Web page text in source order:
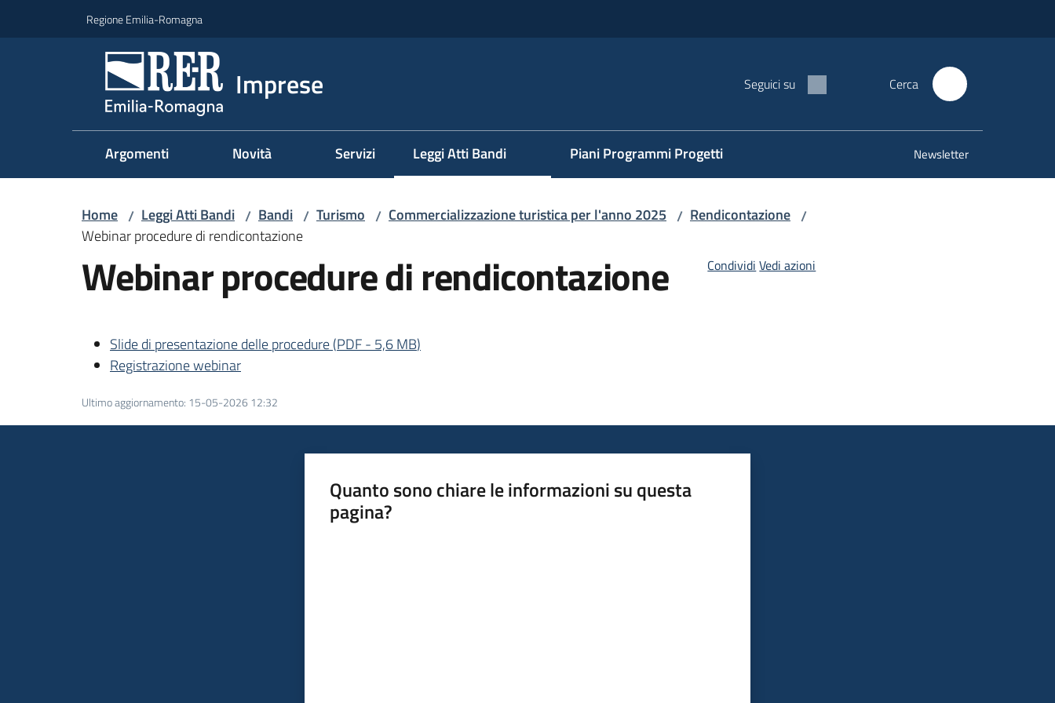
Regione Emilia-Romagna
Imprese Seguici su Cerca
Argomenti Novità Servizi Leggi Atti Bandi Piani Programmi Progetti Newsletter
Home / Leggi Atti Bandi / Bandi / Turismo / Commercializzazione turistica per l'anno 2025 / Rendicontazione /
Webinar procedure di rendicontazione
Webinar procedure di rendicontazione Condividi Vedi azioni
Slide di presentazione delle procedure(PDF- 5,6 MB)
Registrazione webinar
Ultimo aggiornamento: 15-05-2026 12:32
Quanto sono chiare le informazioni su questa
pagina?